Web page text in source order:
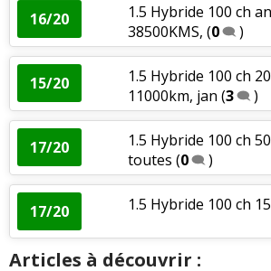
16/20
1.5 Hybride 100 ch
38500KMS, (0 )
15/20
1.5 Hybride 100 ch
11000km, jan (3 )
17/20
1.5 Hybride 100 ch
toutes (0 )
17/20 1.5 Hybride 100 ch
Articles à découvrir :